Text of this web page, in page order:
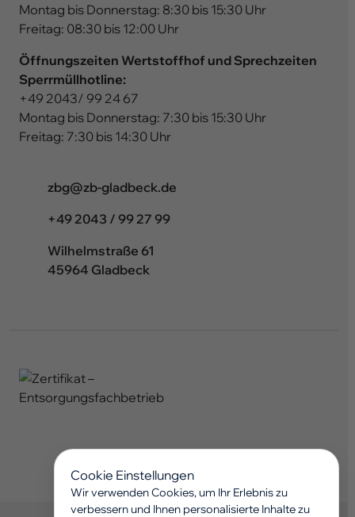
Montag bis Donnerstag: 8:30 bis 15:30 Uhr
Freitag: 08:30 bis 12:00 Uhr
Öffnungszeiten Wertstoffhof und Sprechzeiten
Sperrmüllhotline:
+49 2043/ 99 24 67
Montag bis Donnerstag: 7:30 bis 15:30 Uhr
Freitag: 7:30 bis 14:30 Uhr
ed.kcebdalg-bz@gbz
+49 2043 / 99 27 99
Wilhelmstraße 61
45964 Gladbeck
Cookie Einstellungen
Wir verwenden Cookies, um Ihr Erlebnis zu
verbessern und Ihnen personalisierte Inhalte zu